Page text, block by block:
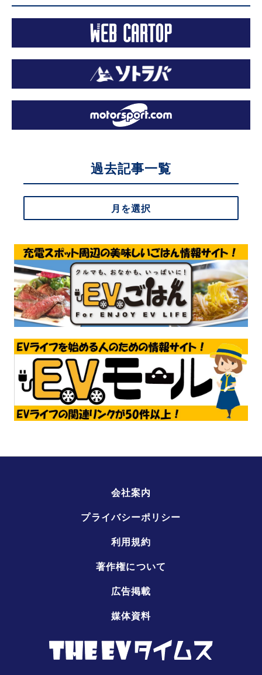
過去記事一覧
月を選択
会社案内
プライバシーポリシー
利用規約
著作権について
広告掲載
媒体資料